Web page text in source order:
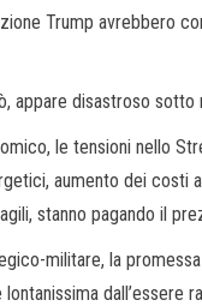
Trump avrebbero
appare disastroso
le tensioni nello
aumento dei costi
stanno pagando il
militare, la
lontanissima